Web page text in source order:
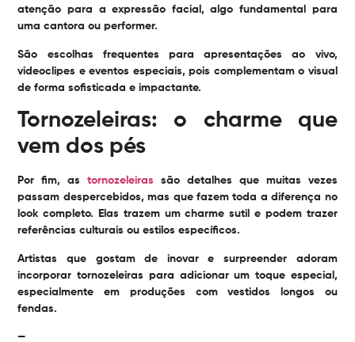
atenção para a expressão facial, algo fundamental para
uma cantora ou performer.
São escolhas frequentes para apresentações ao vivo,
videoclipes e eventos especiais, pois complementam o visual
de forma sofisticada e impactante.
Tornozeleiras: o charme que
vem dos pés
Por fim, astornozeleiras são detalhes que muitas vezes
passam despercebidos, mas que fazem toda a diferença no
look completo. Elas trazem um charme sutil e podem trazer
referências culturais ou estilos específicos.
Artistas que gostam de inovar e surpreender adoram
incorporar tornozeleiras para adicionar um toque especial,
especialmente em produções com vestidos longos ou
fendas.
—